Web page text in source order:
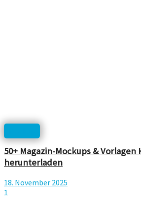
50+ Magazin-Mockups & Vorlagen
herunterladen
18. November 2025
1